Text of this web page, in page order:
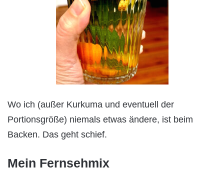
Wo ich (außer Kurkuma und eventuell der
Portionsgröße) niemals etwas ändere, ist beim
Backen. Das geht schief.
Mein Fernsehmix